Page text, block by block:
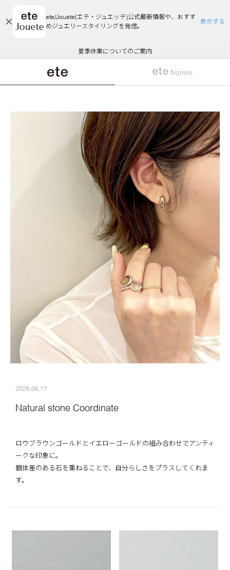
ete/Jouete(エテ・ジュエッテ)公式最新情報や、おすす
めジュエリースタイリングを発信。
表示する
エコラッピング及びエコポイント付与のご案内
ご注文いただいたお品物のお届け状況について
夏季休業についてのご案内
WEB Limited Items >>
採用のご案内
悪質な偽サイトにご注意ください
エコラッピング及びエコポイント付与のご案内
ご注文いただいたお品物のお届け状況について
2026.06.17
Natural stone Coordinate
ロウブラウンゴールドとイエローゴールドの組み合わせでアンティ
ークな印象に。
個体差のある石を重ねることで、自分らしさをプラスしてくれま
す。